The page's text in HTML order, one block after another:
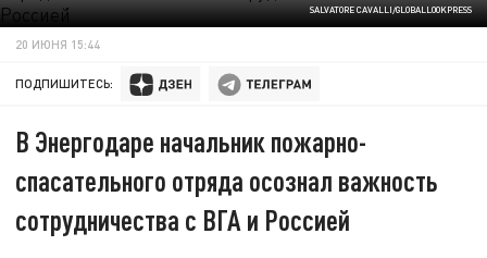
SALVATORE CAVALLI/GLOBALLOOKPRESS
20 ИЮНЯ 15:44
ПОДПИШИТЕСЬ:
В Энергодаре начальник пожарно-
спасательного отряда осознал важность
сотрудничества с ВГА и Россией